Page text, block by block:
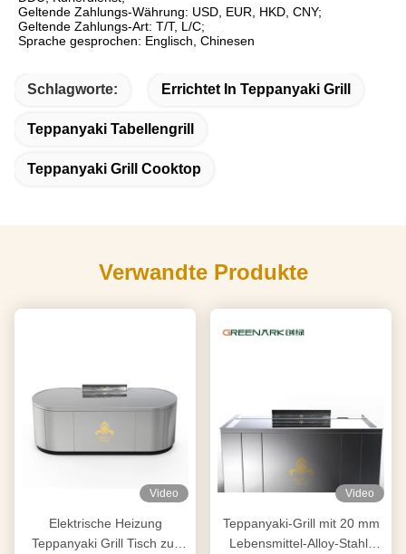
Geltende Zahlungs-Währung: USD, EUR, HKD, CNY;
Geltende Zahlungs-Art: T/T, L/C;
Sprache gesprochen: Englisch, Chinesen
Schlagworte: Errichtet In Teppanyaki Grill
Teppanyaki Tabellengrill
Teppanyaki Grill Cooktop
Verwandte Produkte
Video
Elektrische Heizung
Teppanyaki Grill Tisch zur
Video
Teppanyaki-Grill mit 20 mm
Lebensmittel-Alloy-Stahl-